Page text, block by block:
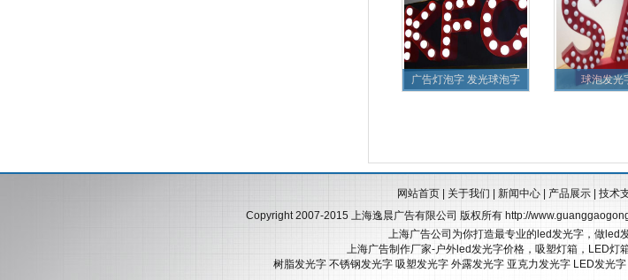
广告灯泡字 发光球泡字 球泡发光
网站首页| 关于我们 新闻中心| 产品展示| 技术
Copyright 2007-2015 上海逸晨广告有限公司 版权所有 http://
上海广告公司为你打造最专业的led发光字，做led
上海广告制作厂家-户外led发光字价格，吸塑灯箱，LED灯
树脂发光字 不锈钢发光字 吸塑发光字 外露发光字 亚克力发光字 LED发光字